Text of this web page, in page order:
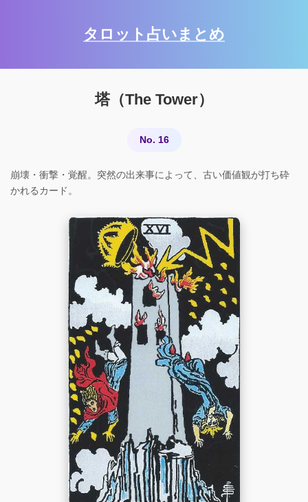
タロット占いまとめ
塔（The Tower）
No. 16
崩壊・衝撃・覚醒。突然の出来事によって、古い価値観が打ち砕
かれるカード。